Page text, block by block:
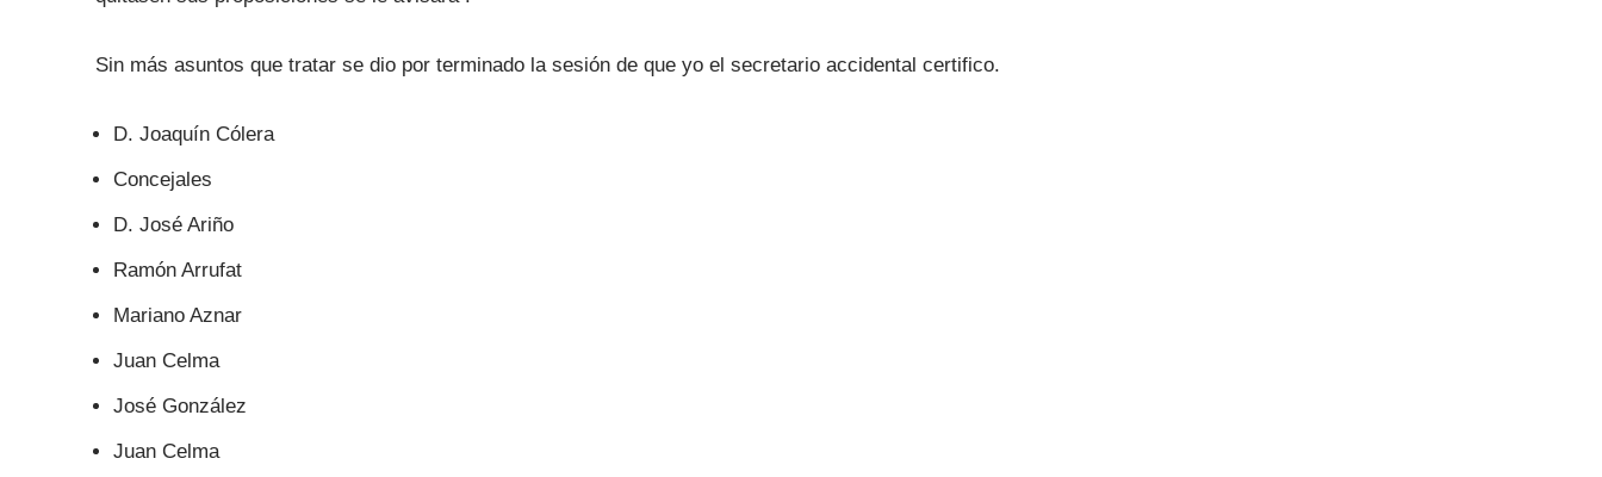
Sin más asuntos que tratar se dio por terminado la sesión de que yo el secretario accidental certifico.
D. Joaquín Cólera
Concejales
D. José Ariño
Ramón Arrufat
Mariano Aznar
Juan Celma
José González
Juan Celma